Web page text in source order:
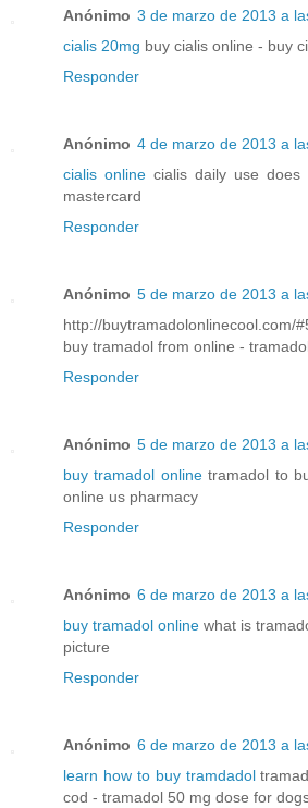
Anónimo 3 de marzo de 2013 a
cialis 20mg buy cialis online - buy
Responder
Anónimo 4 de marzo de 2013 a
cialis online cialis daily use
mastercard
Responder
Anónimo 5 de marzo de 2013 a
http://
buy tramadol from online -
Responder
Anónimo 5 de marzo de 2013 a
buy tramadol onlinetramadol to
online us pharmacy
Responder
Anónimo 6 de marzo de 2013 a
buy tramadol online what is
picture
Responder
Anónimo 6 de marzo de 2013 a
learn how to buy tramdadol
cod - tramadol 50 mg dose for